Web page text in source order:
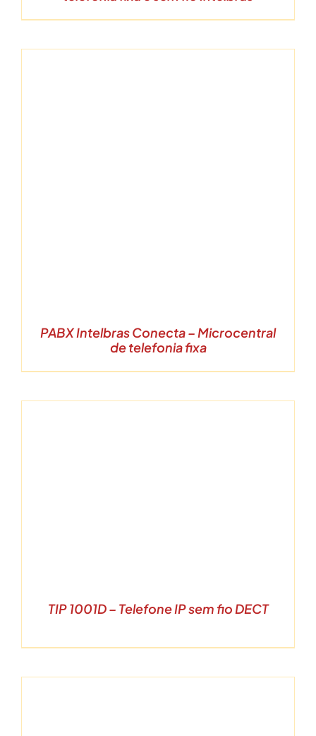
PABX Intelbras Conecta – Microcentral
de telefonia fixa
TIP 1001D – Telefone IP sem fio DECT